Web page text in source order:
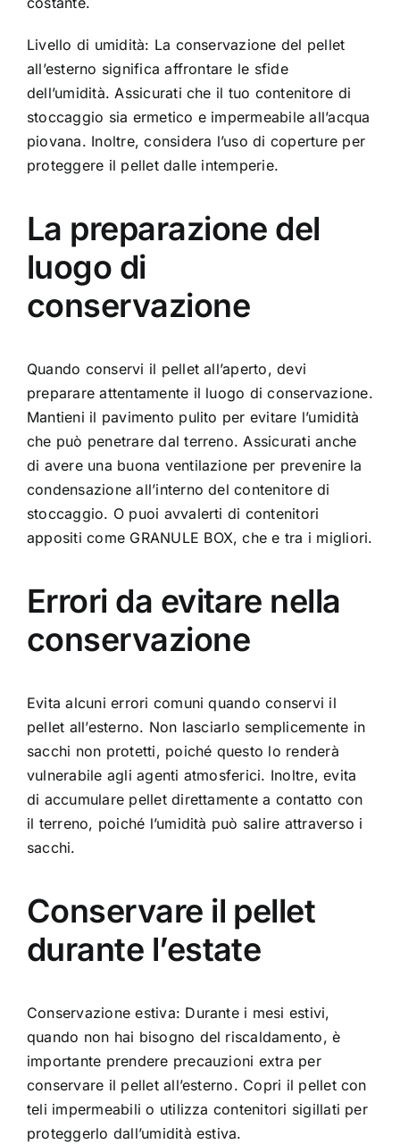
Livello di umidità: La conservazione del pellet
all’esterno significa affrontare le sfide
dell’umidità. Assicurati che il tuo contenitore di
stoccaggio sia ermetico e impermeabile all’acqua
piovana. Inoltre, considera l’uso di coperture per
proteggere il pellet dalle intemperie.
La preparazione del
luogo di
conservazione
Quando conservi il pellet all’aperto, devi
preparare attentamente il luogo di conservazione.
Mantieni il pavimento pulito per evitare l’umidità
che può penetrare dal terreno. Assicurati anche
di avere una buona ventilazione per prevenire la
condensazione all’interno del contenitore di
stoccaggio. O puoi avvalerti di contenitori
appositi come GRANULE BOX, che e tra i migliori.
Errori da evitare nella
conservazione
Evita alcuni errori comuni quando conservi il
pellet all’esterno. Non lasciarlo semplicemente in
sacchi non protetti, poiché questo lo renderà
vulnerabile agli agenti atmosferici. Inoltre, evita
di accumulare pellet direttamente a contatto con
il terreno, poiché l’umidità può salire attraverso i
sacchi.
Conservare il pellet
durante l’estate
Conservazione estiva: Durante i mesi estivi,
quando non hai bisogno del riscaldamento, è
importante prendere precauzioni extra per
conservare il pellet all’esterno. Copri il pellet con
teli impermeabili o utilizza contenitori sigillati per
proteggerlo dall’umidità estiva.